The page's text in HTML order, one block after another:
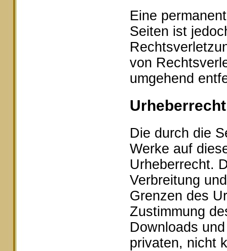
Eine
Seiten ist
von
umgehend
Urheberrecht
Die durch die
Werke auf
Urheberrecht.
Verbreitung
Grenzen des
Zustimmung
Downloads
privaten, nicht